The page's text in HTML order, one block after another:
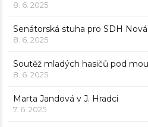
8. 6. 2025
Senátorská stuha pro SDH
8. 6. 2025
Soutěž mladých hasičů pod
8. 6. 2025
Marta Jandová v J. Hradci
7. 6. 2025